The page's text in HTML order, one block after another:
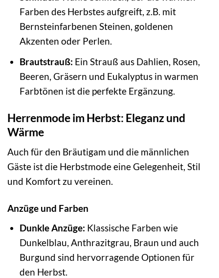
Farben des Herbstes aufgreift, z.B. mit
Bernsteinfarbenen Steinen, goldenen
Akzenten oder Perlen.
Brautstrauß: Ein Strauß aus Dahlien, Rosen,
Beeren, Gräsern und Eukalyptus in warmen
Farbtönen ist die perfekte Ergänzung.
Herrenmode im Herbst: Eleganz und
Wärme
Auch für den Bräutigam und die männlichen
Gäste ist die Herbstmode eine Gelegenheit, Stil
und Komfort zu vereinen.
Anzüge und Farben
Dunkle Anzüge: Klassische Farben wie
Dunkelblau, Anthrazitgrau, Braun und auch
Burgund sind hervorragende Optionen für
den Herbst.